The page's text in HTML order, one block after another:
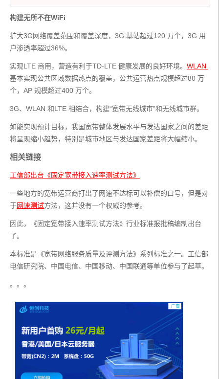
构建无所不在WiFi
扩大3G网络覆盖范围和覆盖深度，3G 基站超过120 万个，3G 用
户渗透率超过36%。
实现LTE 商用，营造有利于TD-LTE 健康发展的良好环境。
基本实现公共区域数据热点的覆盖，公共运营热点规模超过80 万
个，AP 规模超过400 万个。
3G、WLAN 和LTE 相结合，构建“宽带无线城市”和无线城市群。
如能实现预计目标，我国宽带整体发展水平与发达国家之间的差距
将呈现缩小趋势，特别是城市地区与发达国家差距将大幅缩小。
相关链接
工信部出台《固定宽带接入速率测试方法》
一些地方的宽带运营商打出了网速不达标可以补偿的口号，但是对
于网速测试方法，这并没有一个权威的参考。
因此，《固定宽带接入速率测试方法》行业标准报批稿编制出台
了。
本标准是《宽带网络服务质量及评测方法》系列标准之一。工信部
电信研究院、中国电信、中国移动、中国联通等单位参与了起草。
。。。